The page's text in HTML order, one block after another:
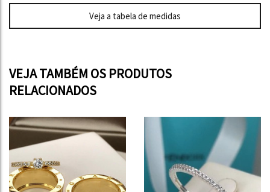
Veja a tabela de medidas
VEJA TAMBÉM OS PRODUTOS
RELACIONADOS